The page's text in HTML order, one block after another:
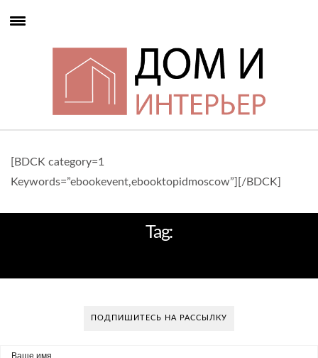
[BDCK category=1
Keywords=”ebookevent,ebooktopidmoscow”][/BDCK]
Tag:
ПОДПИШИТЕСЬ НА РАССЫЛКУ